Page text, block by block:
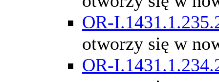
OR-
otworzy się w
OR-